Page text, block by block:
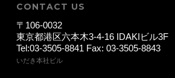
CONTACT US
〒106-0032
東京都港区六本木3-4-16 IDAKIビル3F
Tel:03-3505-8841 Fax: 03-3505-8843
いだき本社ビル